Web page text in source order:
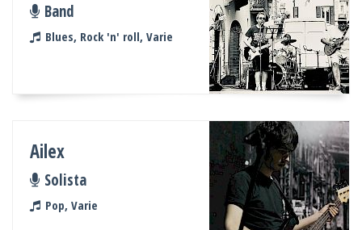
Band
Blues, Rock 'n' roll, Varie
Ailex
Solista
Pop, Varie